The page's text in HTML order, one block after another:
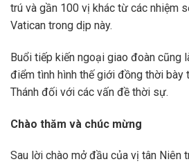
trú và gần 100 vị khác từ các nhiệm
Vatican trong dịp này.
Buổi tiếp kiến ngoại giao đoàn cũng
điểm tình hình thế giới đồng thời bày
Thánh đối với các vấn đề thời sự.
Chào thăm và chúc mừng
Sau lời chào mở đầu của vị tân Niên